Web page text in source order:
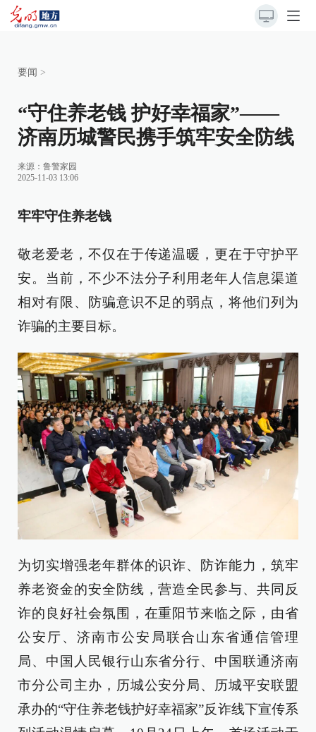
要闻 >
“守住养老钱 护好幸福家”——
济南历城警民携手筑牢安全防线
来源： 鲁警家园
2025-11-03 13:06
牢牢守住养老钱
敬老爱老，不仅在于传递温暖，更在于守护平
安。当前，不少不法分子利用老年人信息渠道
相对有限、防骗意识不足的弱点，将他们列为
诈骗的主要目标。
为切实增强老年群体的识诈、防诈能力，筑牢
养老资金的安全防线，营造全民参与、共同反
诈的良好社会氛围，在重阳节来临之际，由省
公安厅、济南市公安局联合山东省通信管理
局、中国人民银行山东省分行、中国联通济南
市分公司主办，历城公安分局、历城平安联盟
承办的“守住养老钱护好幸福家”反诈线下宣传系